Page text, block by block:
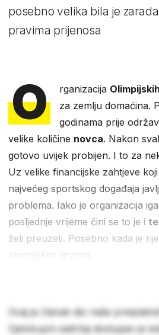
posebno velika bila je
pravima prijenosa
O rganizacija
za zemlju domaćina.
godinama prije
velike količine novca. Nakon
gotovo uvijek probijen. I to za
Uz velike financijske zahtjeve
najvećeg sportskog događaja
problema. Iako je organizacija
posljednje vrijeme čini se to je i
želi preuzeti. Posebno kada je
olimpijskim igrama.
Ovaj je članak dio naše
Cjelokupni sadržaj dostupan je